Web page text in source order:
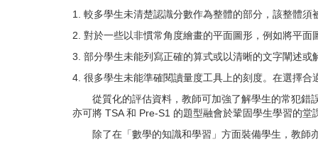
1. 較多學生未清楚認識分數作為整體的部分，該整體須
2. 對於一些以非慣常角度繪畫的平面圖形，例如將平
3. 部分學生未能列寫正確的算式或以清晰的文字闡述
4. 很多學生未能準確閱讀量度工具上的刻度。在選擇
從質化的評估資料，教師可加強了解學生的常犯錯
亦可將 TSA 和 Pre-S1 的題型融會於鞏固學生學習的
除了在「數學的知識和學習」方面裝備學生，教